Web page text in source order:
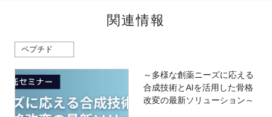
関連情報
ペプチド
～多様な創薬ニーズに応える
合成技術とAIを活用した骨格
改変の最新ソリューション～